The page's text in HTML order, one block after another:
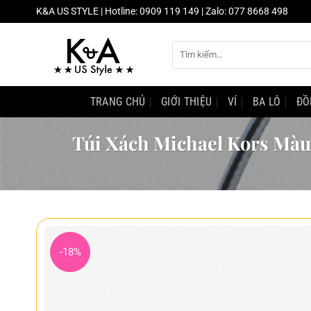
đến
K&A US STYLE | Hotline: 0909 119 149 | Zalo: 077 8668 498
kiếm:
TRANG CHỦ GIỚI THIỆU VÍ BA LÔ
Túi Xách Michael Kors
-18%